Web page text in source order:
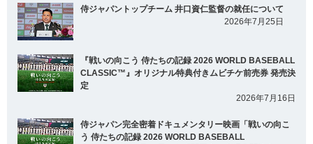
侍ジャパントップチーム 井口資仁監督の就任について
2026年7月25日
『戦いの向こう 侍たちの記録 2026 WORLD BASEBALL
CLASSIC™』オリジナル特典付きムビチケ前売券 発売決
定
2026年7月16日
侍ジャパン完全密着ドキュメンタリー映画「戦いの向こ
う 侍たちの記録 2026 WORLD BASEBALL